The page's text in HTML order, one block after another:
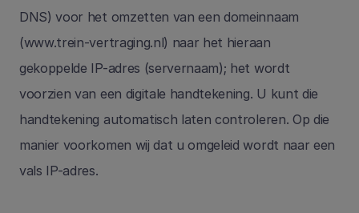
DNS) voor het omzetten van een domeinnaam
(www.trein-vertraging.nl) naar het hieraan
gekoppelde IP-adres (servernaam); het wordt
voorzien van een digitale handtekening. U kunt die
handtekening automatisch laten controleren. Op die
manier voorkomen wij dat u omgeleid wordt naar een
vals IP-adres.